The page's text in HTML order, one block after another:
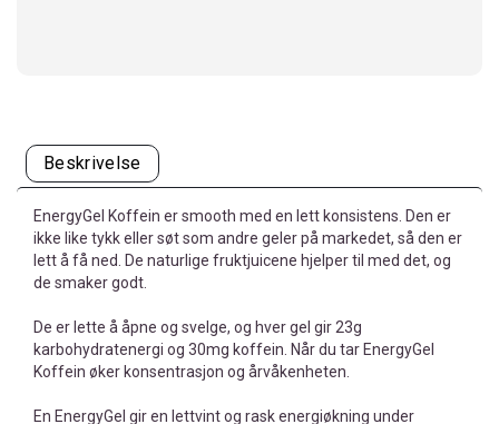
Beskrivelse
EnergyGel Koffein er smooth med en lett konsistens. Den er
ikke like tykk eller søt som andre geler på markedet, så den er
lett å få ned. De naturlige fruktjuicene hjelper til med det, og
de smaker godt.
De er lette å åpne og svelge, og hver gel gir 23g
karbohydratenergi og 30mg koffein. Når du tar EnergyGel
Koffein øker konsentrasjon og årvåkenheten.
En EnergyGel gir en lettvint og rask energiøkning under